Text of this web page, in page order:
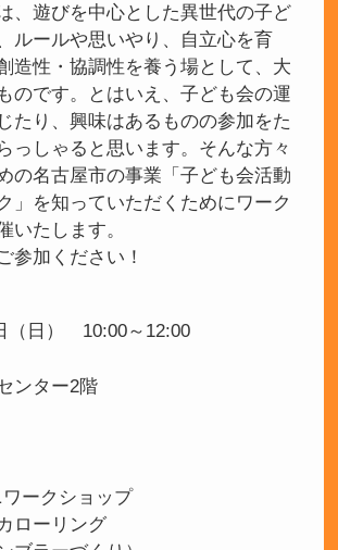
、遊びを中心とした異世代の子ど
ルールや思いやり、自立心を育
造性・協調性を養う場として、大
のです。とはいえ、子ども会の運
たり、興味はあるものの参加をた
っしゃると思います。そんな方々
の名古屋市の事業「子ども会活動
」を知っていただくためにワーク
いたします。
参加ください！
（日） 10:00～12:00
ンター2階
ークショップ
ローリング